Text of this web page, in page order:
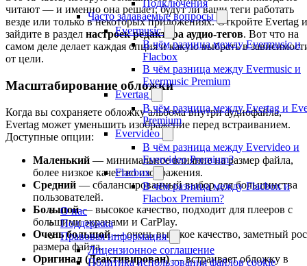
Подключения
Часто задаваемые вопросы
Evermusic
В чём разница между Evermusic и
Flacbox
В чём разница между Evermusic и
Evermusic Premium
Evertag
В чём разница между Evertag и
Premium
Evervideo
В чём разница между Evervideo и
Evervideo Premium?
Flacbox
В чём разница между Flacbox и
Flacbox Premium?
О нас
Поддержка
Правовая информация
Лицензионное соглашение
Политика использования файлов cookie
читают — и именно она решает, будут ли ваши теги работать
везде или только в некоторых приложениях. Откройте Evertag и
зайдите в раздел настроек редактора аудио-тегов. Вот что на
самом деле делает каждая опция и какую выбрать в
от цели.
Масштабирование обложки
Когда вы сохраняете обложку альбома внутри аудиофайла,
Evertag может уменьшить изображение перед встраиванием.
Доступные опции:
Маленький — минимальное влияние на размер файла,
более низкое качество изображения.
Средний — сбалансированный выбор для большинства
пользователей.
Большой— высокое качество, подходит для плееров с
большими экранами и CarPlay.
Очень большой— очень высокое качество, заметный
размера файла.
Оригинал (Деактивирован)— встраивает обложку в